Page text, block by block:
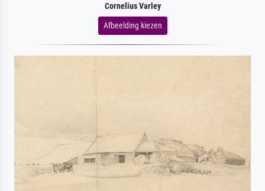
Cornelius Varley
Afbeelding kiezen